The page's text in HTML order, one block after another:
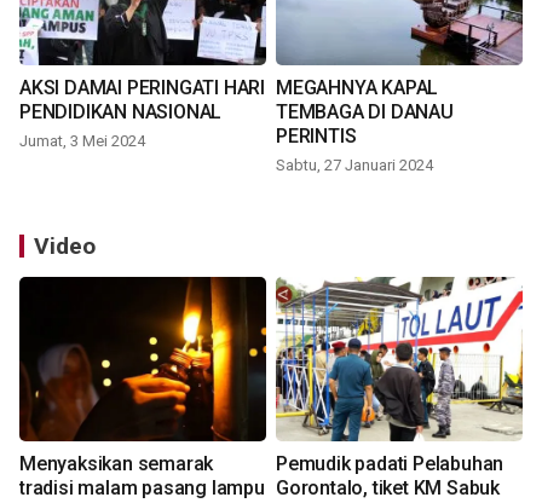
AKSI DAMAI PERINGATI HARI
PENDIDIKAN NASIONAL
Jumat, 3 Mei 2024
MEGAHNYA KAPAL
TEMBAGA DI DANAU
PERINTIS
Sabtu, 27 Januari 2024
Video
Menyaksikan semarak
tradisi malam pasang lampu
Pemudik padati Pelabuhan
Gorontalo, tiket KM Sabuk